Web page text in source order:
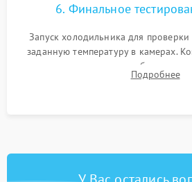
6. Финальное
Запуск холодильника для
заданную температуру в камерах.
компрессора, отсутствия обмерзания
срабатывания системыПодробнее